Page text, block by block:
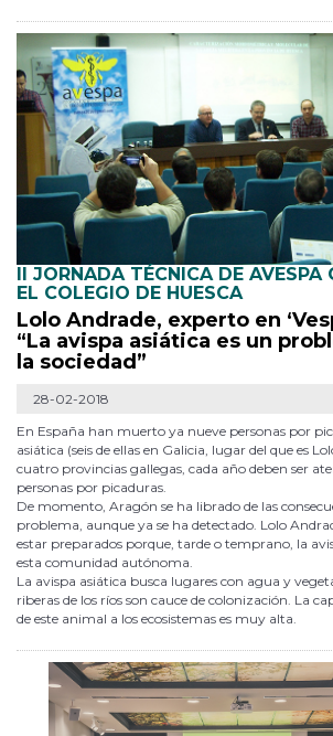
II JORNADA TÉCNICA DE AVESPA
EL COLEGIO DE HUESCA
Lolo Andrade, experto en
“La avispa asiática es un
la sociedad”
28-02-2018
En España han muerto ya nueve personas por
asiática (seis de ellas en Galicia, lugar del que es
cuatro provincias gallegas, cada año deben ser
personas por picaduras.
De momento, Aragón se ha librado de las
problema, aunque ya se ha detectado. Lolo
estar preparados porque, tarde o temprano, la
esta comunidad autónoma.
La avispa asiática busca lugares con agua y
riberas de los ríos son cauce de colonización. La
de este animal a los ecosistemas es muy alta.